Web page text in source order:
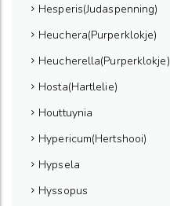
Hesperis(Judaspenning)
Heuchera(Purperklokje)
Heucherella(Purperklokje)
Hosta(Hartlelie)
Houttuynia
Hypericum(Hertshooi)
Hypsela
Hyssopus